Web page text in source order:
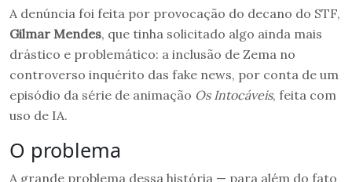
A denúncia foi feita por provocação do decano do STF,
Gilmar Mendes, que tinha solicitado algo ainda mais
drástico e problemático: a inclusão de Zema no
controverso inquérito das fake news, por conta de um
episódio da série de animação Os Intocáveis, feita com
uso de IA.
O problema
A grande problema dessa história — para além do fato